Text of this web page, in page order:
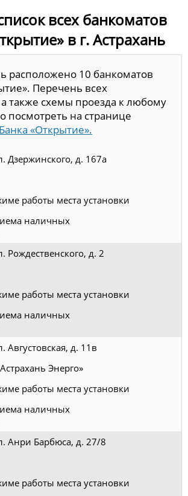
всех банкоматов
в г. Астрахань
расположено 10 банкоматов
Перечень всех
также схемы проезда к любому
посмотреть на странице
«Открытие».
Дзержинского, д. 167а
работы места установки
наличных
Рождественского, д. 2
работы места установки
наличных
Августовская, д. 11в
Энерго»
работы места установки
наличных
Анри Барбюса, д. 27/8
работы места установки